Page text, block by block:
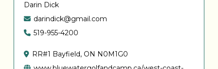
Darin Dick
darindick@gmail.com
519-955-4200
RR#1 Bayfield, ON N0M1G0